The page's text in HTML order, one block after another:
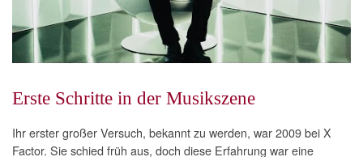
Erste Schritte in der Musikszene
Ihr erster großer Versuch, bekannt zu werden, war 2009 bei X
Factor. Sie schied früh aus, doch diese Erfahrung war eine